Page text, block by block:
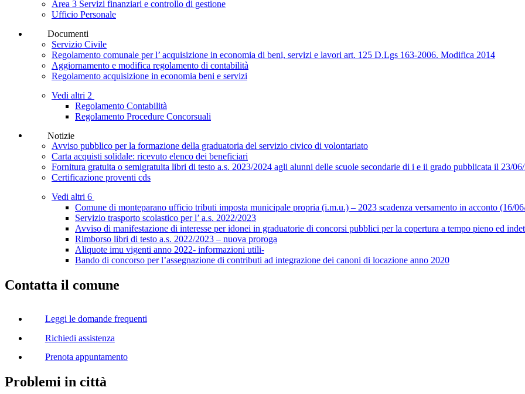
Area 3 Servizi finanziari e controllo di gestione
Ufficio Personale
Documenti
Servizio Civile
Regolamento comunale per l’ acquisizione in economia di beni, servizi e lavori art. 125 D.Lgs 163-2006. Modifica 2014
Aggiornamento e modifica regolamento di contabilità
Regolamento acquisizione in economia beni e servizi
Vedi altri 2
Regolamento Contabilità
Regolamento Procedure Concorsuali
Notizie
Avviso pubblico per la formazione della graduatoria del servizio civico di volontariato
Carta acquisti solidale: ricevuto elenco dei beneficiari
Fornitura gratuita o semigratuita libri di testo a.s. 2023/2024 agli alunni delle scuole secondarie di i e ii grado pubblicata il 23/
Certificazione proventi cds
Vedi altri 6
Comune di monteparano ufficio tributi imposta municipale propria (i.m.u.) – 2023 scadenza versamento in acconto (16/
Servizio trasporto scolastico per l’ a.s. 2022/2023
Avviso di manifestazione di interesse per idonei in graduatorie di concorsi pubblici per la copertura a tempo pieno ed
Rimborso libri di testo a.s. 2022/2023 – nuova proroga
Aliquote imu vigenti anno 2022- informazioni utili-
Bando di concorso per l’assegnazione di contributi ad integrazione dei canoni di locazione anno 2020
Contatta il comune
Leggi le domande frequenti
Richiedi assistenza
Prenota appuntamento
Problemi in città